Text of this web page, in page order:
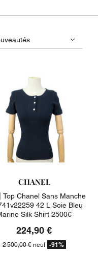
CHANEL
Top Chanel Sans Manche
42 L Soie Bleu
Silk Shirt 2500€
224,90 €
2 500,00 €neuf -91%